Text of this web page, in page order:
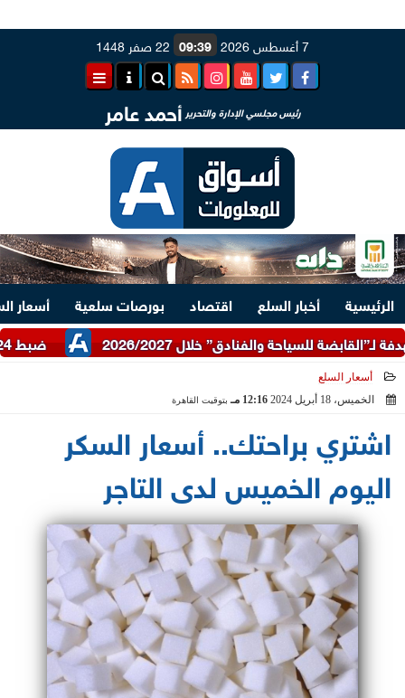
7 أغسطس 2026 09:39 22 صفر 1448
رئيس مجلسي الإدارة والتحرير أحمد عامر
الرئيسية أخبار السلع اقتصاد بورصات سلعية
أسعار
ضبط 24 طن دقيق أبيض وبلدي مدعم عبر شرطة التموين
أسعار السلع
الخميس، 18 أبريل 2024
12:16 مـ بتوقيت القاهرة
اشتري براحتك.. أسعار السكر
اليوم الخميس لدى التاجر